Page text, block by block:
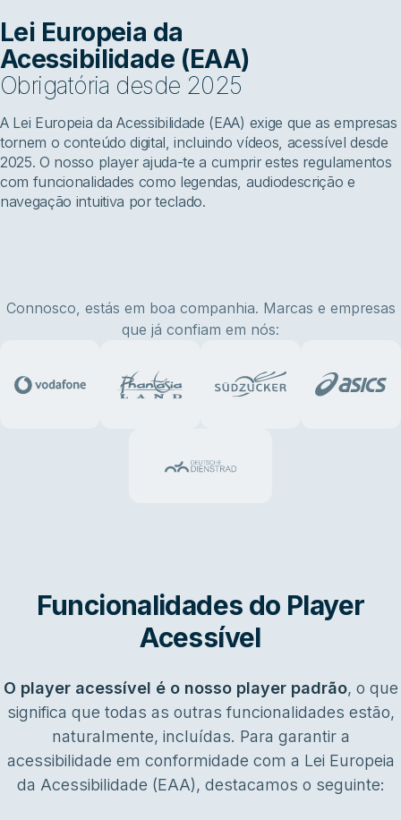
Lei Europeia da
Acessibilidade (EAA)
Obrigatória desde 2025
A Lei Europeia da Acessibilidade (EAA) exige que as empresas
tornem o conteúdo digital, incluindo vídeos, acessível desde
2025. O nosso player ajuda-te a cumprir estes regulamentos
com funcionalidades como legendas, audiodescrição e
navegação intuitiva por teclado.
Connosco, estás em boa companhia. Marcas e empresas
que já confiam em nós:
Funcionalidades do Player
Acessível
O player acessível é o nosso player padrão, o que
significa que todas as outras funcionalidades estão,
naturalmente, incluídas. Para garantir a
acessibilidade em conformidade com a Lei Europeia
da Acessibilidade (EAA), destacamos o seguinte: